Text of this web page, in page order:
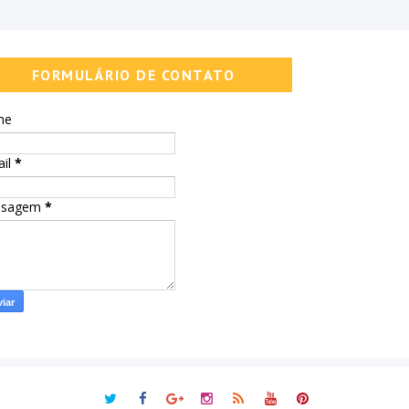
FORMULÁRIO DE CONTATO
*
*